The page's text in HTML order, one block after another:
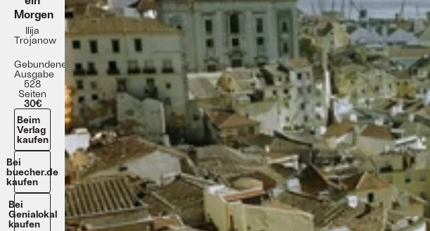
Morgen
Ilija
Trojanow
Gebundene
Ausgabe
528
Seiten
30€
Beim
Verlag
kaufen
Bei
buecher.de
kaufen
Bei
Genialokal
kaufen